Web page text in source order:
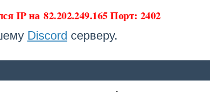
IP на82.202.249.165 Порт: 2402
Discord серверу.